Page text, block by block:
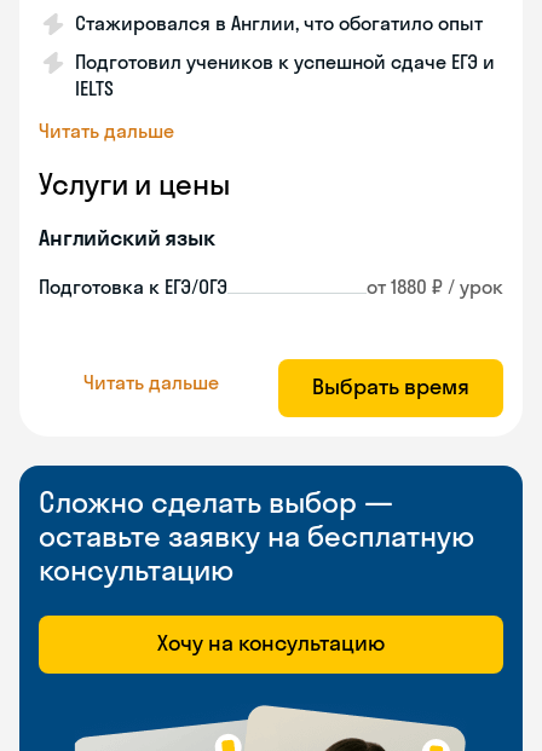
Стажировался в Англии, что обогатило опыт
Подготовил учеников к успешной сдаче ЕГЭ и
IELTS
Читать дальше
Услуги и цены
Английский язык
Подготовка к ЕГЭ/ОГЭ от 1880 ₽ / урок
Читать дальше Выбрать время
Сложно сделать выбор —
оставьте заявку на бесплатную
консультацию
Хочу на консультацию